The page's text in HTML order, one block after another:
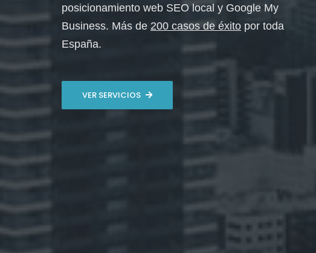
posicionamiento web SEO local y Google My
Business. Más de 200 casos de éxito por toda
España.
VER SERVICIOS